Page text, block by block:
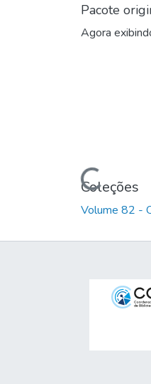
Pacote
Agora
Carregando...
Coleções
Volume 82 -